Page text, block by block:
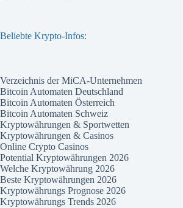
Beliebte Krypto-Infos:
Verzeichnis der MiCA-Unternehmen
Bitcoin Automaten Deutschland
Bitcoin Automaten Österreich
Bitcoin Automaten Schweiz
Kryptowährungen & Sportwetten
Kryptowährungen & Casinos
Online Crypto Casinos
Potential Kryptowährungen 2026
Welche Kryptowährung 2026
Beste Kryptowährungen 2026
Kryptowährungs Prognose 2026
Kryptowährungs Trends 2026